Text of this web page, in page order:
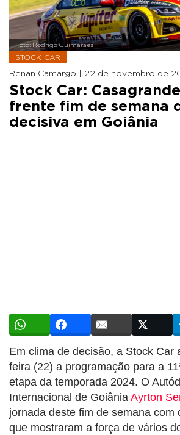
Foto: Rodrigo Guimarães
STOCK CAR
Renan Camargo | 22 de novembro de
Stock Car:
frente fim de semana
decisiva em Goiânia
Em clima de decisão, a Stock Car
feira (22) a programação para a
etapa da temporada 2024. O
Internacional de Goiânia Ayrton
jornada deste fim de semana com
que mostraram a força de vários